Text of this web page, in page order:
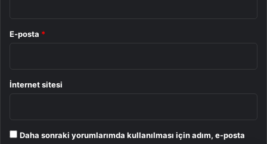
E-posta *
İnternet sitesi
Daha sonraki yorumlarımda kullanılması için adım, e-posta